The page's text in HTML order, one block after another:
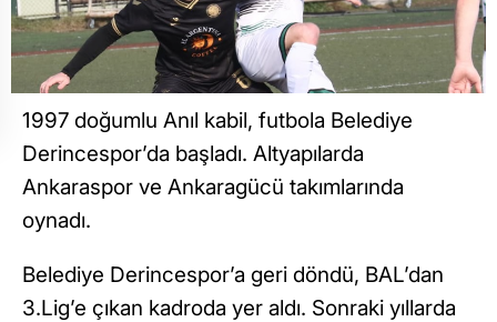
1997 doğumlu Anıl kabil, futbola Belediye
Derincespor’da başladı. Altyapılarda
Ankaraspor ve Ankaragücü takımlarında
oynadı.
Belediye Derincespor’a geri döndü, BAL’dan
3.Lig’e çıkan kadroda yer aldı. Sonraki yıllarda